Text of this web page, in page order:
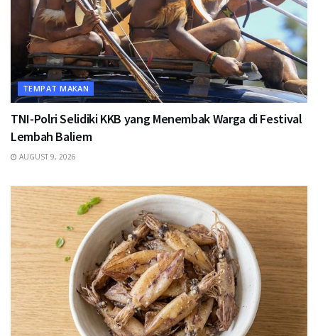
TEMPAT MAKAN
TNI-Polri Selidiki KKB yang Menembak Warga di Festival
Lembah Baliem
AUGUST 9, 2026